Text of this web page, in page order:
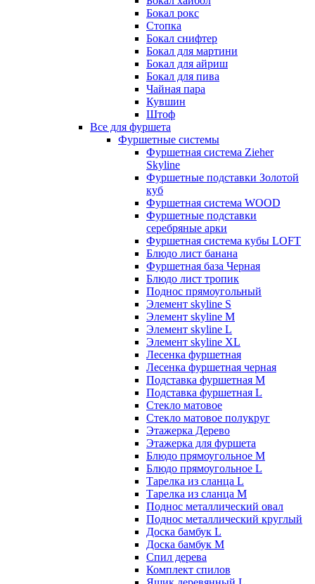
Бокал рокс
Стопка
Бокал снифтер
Бокал для мартини
Бокал для айриш
Бокал для пива
Чайная пара
Кувшин
Штоф
Все для фуршета
Фуршетные системы
Фуршетная система Zieher
Skyline
Фуршетные подставки Золотой
куб
Фуршетная система WOOD
Фуршетные подставки
серебряные арки
Фуршетная система кубы LOFT
Блюдо лист банана
Фуршетная база Черная
Блюдо лист тропик
Поднос прямоугольный
Элемент skyline S
Элемент skyline M
Элемент skyline L
Элемент skyline XL
Лесенка фуршетная
Лесенка фуршетная черная
Подставка фуршетная M
Подставка фуршетная L
Стекло матовое
Стекло матовое полукруг
Этажерка Дерево
Этажерка для фуршета
Блюдо прямоугольное M
Блюдо прямоугольное L
Тарелка из сланца L
Тарелка из сланца M
Поднос металлический овал
Поднос металлический круглый
Доска бамбук L
Доска бамбук M
Спил дерева
Комплект спилов